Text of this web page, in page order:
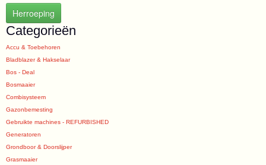
Herroeping
Categorieën
Accu & Toebehoren
Bladblazer & Hakselaar
Bos - Deal
Bosmaaier
Combisysteem
Gazonbemesting
Gebruikte machines - REFURBISHED
Generatoren
Grondboor & Doorslijper
Grasmaaier